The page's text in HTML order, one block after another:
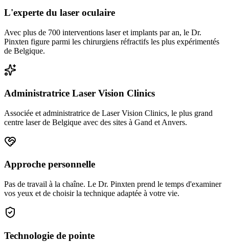
L'experte du laser oculaire
Avec plus de 700 interventions laser et implants par an, le Dr.
Pinxten figure parmi les chirurgiens réfractifs les plus expérimentés
de Belgique.
Administratrice Laser Vision Clinics
Associée et administratrice de Laser Vision Clinics, le plus grand
centre laser de Belgique avec des sites à Gand et Anvers.
Approche personnelle
Pas de travail à la chaîne. Le Dr. Pinxten prend le temps d'examiner
vos yeux et de choisir la technique adaptée à votre vie.
Technologie de pointe